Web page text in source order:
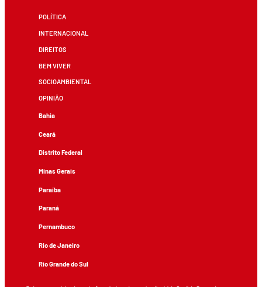
POLÍTICA
INTERNACIONAL
DIREITOS
BEM VIVER
SOCIOAMBIENTAL
OPINIÃO
Bahia
Ceará
Distrito Federal
Minas Gerais
Paraíba
Paraná
Pernambuco
Rio de Janeiro
Rio Grande do Sul